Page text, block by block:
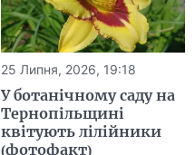
25 Липня, 2026, 19:18
У ботанічному саду на
Тернопільщині
квітують лілійники
(фотофакт)